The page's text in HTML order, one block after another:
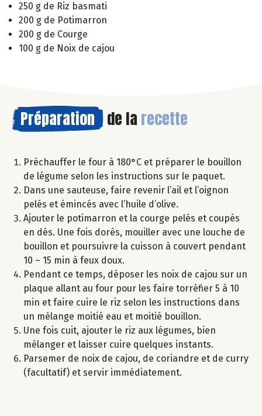
250 g de Riz basmati
200 g de Potimarron
200 g de Courge
100 g de Noix de cajou
Préparation de la recette
Préchauffer le four à 180°C et préparer le bouillon
de légume selon les instructions sur le paquet.
Dans une sauteuse, faire revenir l’ail et l’oignon
pelés et émincés avec l’huile d’olive.
Ajouter le potimarron et la courge pelés et coupés
en dés. Une fois dorés, mouiller avec une louche de
bouillon et poursuivre la cuisson à couvert pendant
10 – 15 min à feux doux.
Pendant ce temps, déposer les noix de cajou sur un
plaque allant au four pour les faire torréfier 5 à 10
min et faire cuire le riz selon les instructions dans
un mélange moitié eau et moitié bouillon.
Une fois cuit, ajouter le riz aux légumes, bien
mélanger et laisser cuire quelques instants.
Parsemer de noix de cajou, de coriandre et de curry
(facultatif) et servir immédiatement.